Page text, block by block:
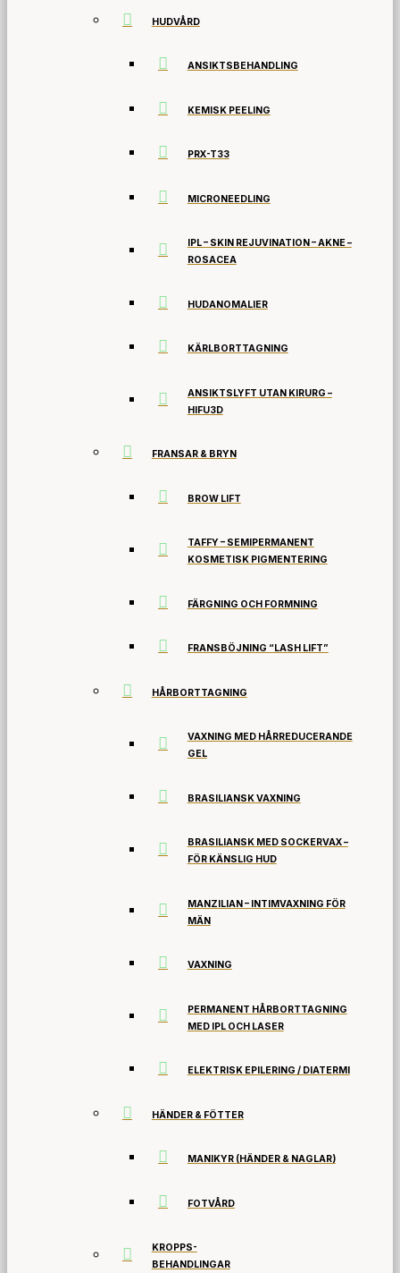
HUDVÅRD
ANSIKTSBEHANDLING
KEMISK PEELING
PRX-T33
MICRONEEDLING
IPL – SKIN REJUVINATION – AKNE –
ROSACEA
HUDANOMALIER
KÄRLBORTTAGNING
ANSIKTSLYFT UTAN KIRURG –
HIFU3D
FRANSAR & BRYN
BROW LIFT
TAFFY – SEMIPERMANENT
KOSMETISK PIGMENTERING
FÄRGNING OCH FORMNING
FRANSBÖJNING “LASH LIFT”
HÅRBORTTAGNING
VAXNING MED HÅRREDUCERANDE
GEL
BRASILIANSK VAXNING
BRASILIANSK MED SOCKERVAX –
FÖR KÄNSLIG HUD
MANZILIAN – INTIMVAXNING FÖR
MÄN
VAXNING
PERMANENT HÅRBORTTAGNING
MED IPL OCH LASER
ELEKTRISK EPILERING / DIATERMI
HÄNDER & FÖTTER
MANIKYR (HÄNDER & NAGLAR)
FOTVÅRD
KROPPS-
BEHANDLINGAR